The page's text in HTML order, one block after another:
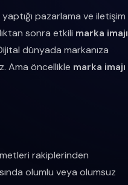
pazarlama ve iletişim
sonra etkili marka imajı
dünyada markanıza
Ama öncellikle marka imajı
rakiplerinden
olumlu veya olumsuz